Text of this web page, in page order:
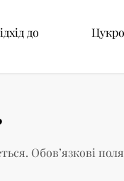
до
Обов’язкові